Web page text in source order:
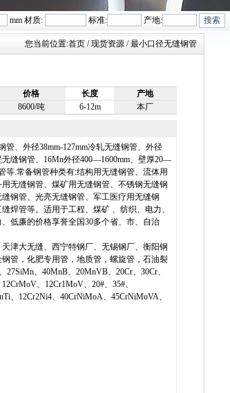
mm 材质: 标准: 产地:
您当前位置:首页 / 现货资源 / 最小口径无缝钢管
价格 长度
产地
8600/吨 6-12m 本厂
、外径38mm-127mm冷轧无缝钢管、外径
无缝钢管、16Mn外径400—1600mm、壁厚20—
等.常备钢管种类有:结构用无缝钢管、流体用
无缝钢管、煤矿用无缝钢管、不锈钢无缝钢
钢管、光亮无缝钢管、军工医疗用无缝钢
焊管等。适用于工程、煤矿 、纺织、电力、
低廉的价格享誉全国30多个省、市、自治
津大无缝、西宁特钢厂、无锡钢厂、衡阳钢
管，化肥专用管，地质管，螺旋管，石油裂
、40MnB、20MnVB、20Cr、30Cr、
、12Cr1MoV、20#、35#、
、12Cr2Ni4、40CrNiMoA、45CrNiMoVA、